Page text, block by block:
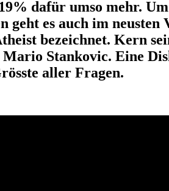
dafür umso mehr.
geht es auch im neusten
bezeichnet. Kern
Stankovic. Eine
aller Fragen.